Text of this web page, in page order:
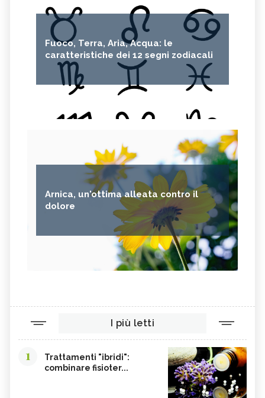
Fuoco, Terra, Aria, Acqua: le
caratteristiche dei 12 segni zodiacali
Arnica, un'ottima alleata contro il
dolore
I più letti
1
Trattamenti "ibridi":
combinare fisioter...